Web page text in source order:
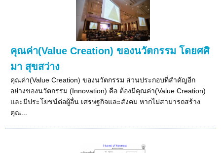
คุณค่า(Value Creation) ของนวัตกรรม โดยศศิ
มา สุขสว่าง
คุณค่า(Value Creation) ของนวัตกรรม ส่วนประกอบที่สำคัญอีก
อย่างของนวัตกรรม (Innovation) คือ ต้องมีคุณค่า(Value Creation)
และมีประโยชน์ต่อผู้อื่น เศรษฐกิจและสังคม หากไม่สามารถสร้าง
คุณ...